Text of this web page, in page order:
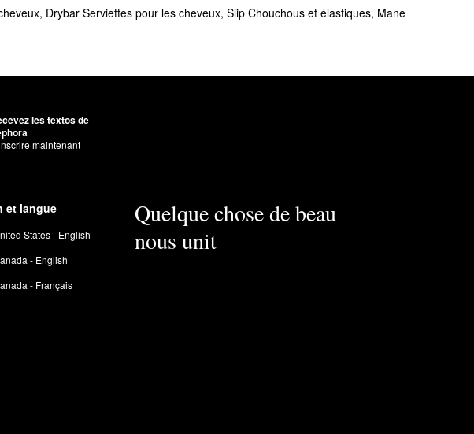
un assouplissant au pH neutre et laissez sécher à
, Drybar Serviettes pour les cheveux, Slip Chouchous et élastiques, Mane
les textos de
maintenant
et langue
States - English
- English
- Français
Quelque chose de beau
nous unit